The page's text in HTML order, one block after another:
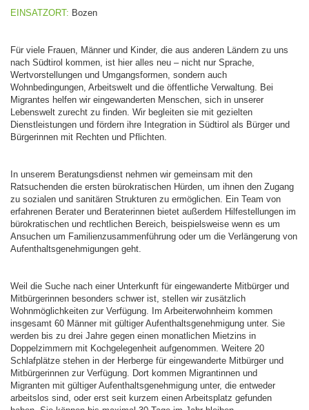
EINSATZORT: Bozen
Für viele Frauen, Männer und Kinder, die aus anderen Ländern zu uns
nach Südtirol kommen, ist hier alles neu – nicht nur Sprache,
Wertvorstellungen und Umgangsformen, sondern auch
Wohnbedingungen, Arbeitswelt und die öffentliche Verwaltung. Bei
Migrantes helfen wir eingewanderten Menschen, sich in unserer
Lebenswelt zurecht zu finden. Wir begleiten sie mit gezielten
Dienstleistungen und fördern ihre Integration in Südtirol als Bürger und
Bürgerinnen mit Rechten und Pflichten.
In unserem Beratungsdienst nehmen wir gemeinsam mit den
Ratsuchenden die ersten bürokratischen Hürden, um ihnen den Zugang
zu sozialen und sanitären Strukturen zu ermöglichen. Ein Team von
erfahrenen Berater und Beraterinnen bietet außerdem Hilfestellungen im
bürokratischen und rechtlichen Bereich, beispielsweise wenn es um
Ansuchen um Familienzusammenführung oder um die Verlängerung von
Aufenthaltsgenehmigungen geht.
Weil die Suche nach einer Unterkunft für eingewanderte Mitbürger und
Mitbürgerinnen besonders schwer ist, stellen wir zusätzlich
Wohnmöglichkeiten zur Verfügung. Im Arbeiterwohnheim kommen
insgesamt 60 Männer mit gültiger Aufenthaltsgenehmigung unter. Sie
werden bis zu drei Jahre gegen einen monatlichen Mietzins in
Doppelzimmern mit Kochgelegenheit aufgenommen. Weitere 20
Schlafplätze stehen in der Herberge für eingewanderte Mitbürger und
Mitbürgerinnen zur Verfügung. Dort kommen Migrantinnen und
Migranten mit gültiger Aufenthaltsgenehmigung unter, die entweder
arbeitslos sind, oder erst seit kurzem einen Arbeitsplatz gefunden